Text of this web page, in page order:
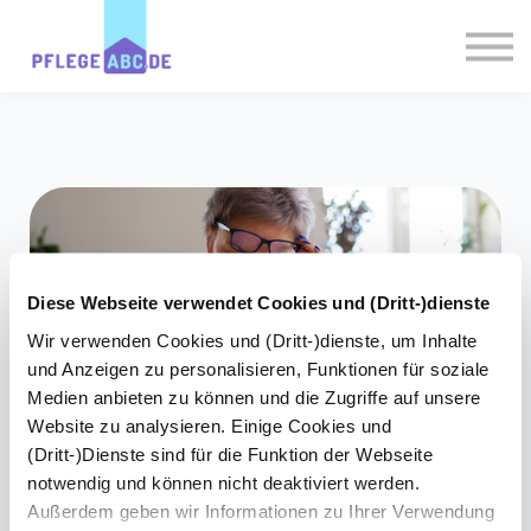
Diese Webseite verwendet Cookies und (Dritt-)dienste
Wir verwenden Cookies und (Dritt-)dienste, um Inhalte
und Anzeigen zu personalisieren, Funktionen für soziale
Medien anbieten zu können und die Zugriffe auf unsere
Website zu analysieren. Einige Cookies und
(Dritt-)Dienste sind für die Funktion der Webseite
notwendig und können nicht deaktiviert werden.
Außerdem geben wir Informationen zu Ihrer Verwendung
Registrieren
Müdigkeit im Alter: